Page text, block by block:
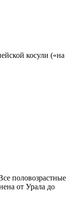
косули («на
половозрастные
от Урала до